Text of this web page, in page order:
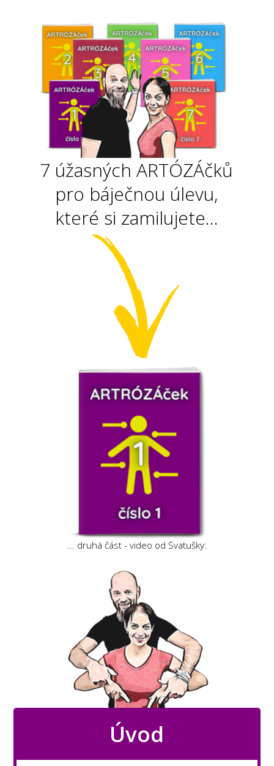
7 úžasných ARTÓZÁčků
pro báječnou úlevu,
které si zamilujete...
... druhá část - video od Svatušky:
Úvod